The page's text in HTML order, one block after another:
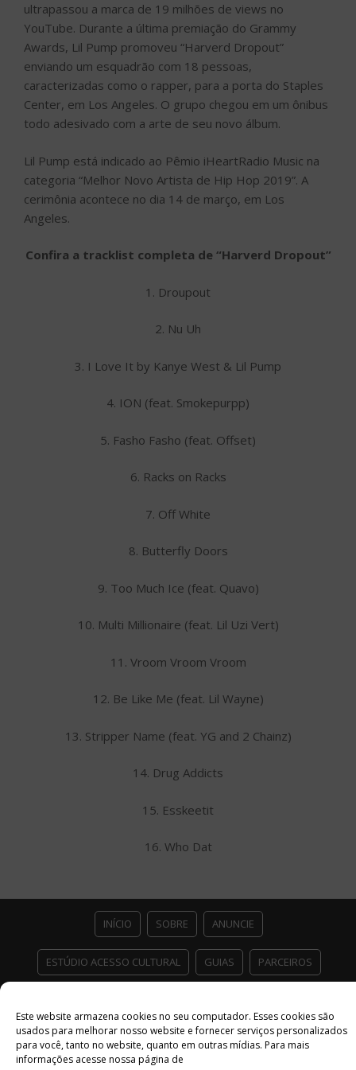
Este website armazena cookies no seu computador. Esses cookies são
usados ​​para melhorar nosso website e fornecer serviços personalizados
para você, tanto no website, quanto em outras mídias. Para mais
informações acesse nossa página de
ultrapassou a marca de 19 milhões de views no
YouTube. Durante a última premiação do Grammy
Awards, Lil Pump promoveu “Harverd Dropout”
enviando um esquadrão com 18 pessoas,
caracterizadas como o rapper, para a porta do Staples
Center, em Los Angeles. O grupo chegou em um ônibus
todo adesivado com a arte de seu novo álbum.
Lil Pump está indicado ao Pêmio iHeartRadio Music na
categoria “Melhor Novo Artista de Hip Hop 2019”. A
cerimônia acontece no dia 14 de março, em Los
Angeles.
Confira a tracklist completa de “Harverd Dropout”
1. Droupout
2. Nu Uh
3. I Love It by Kanye West & Lil Pump
4. ION (feat. Smokepurpp)
5. Fasho Fasho (feat. Offset)
6. Racks on Racks
7. Off White
8. Butterfly Doors
9. Too Much Ice (feat. Quavo)
10. Multi Millionaire (feat. Lil Uzi Vert)
11. Vroom Vroom Vroom
12. Be Like Me (feat. Lil Wayne)
13. Stripper Name (feat. YG and 2 Chainz)
14. Drug Addicts
15. Esskeetit
16. Who Dat
INÍCIO SOBRE ANUNCIE
ESTÚDIO ACESSO CULTURAL GUIAS PARCEIROS
Facebook
TwitterInstagram
Youtube
Copyright© 2026 Acesso Cultural - Arte, Cultura Pop e Entretenimento